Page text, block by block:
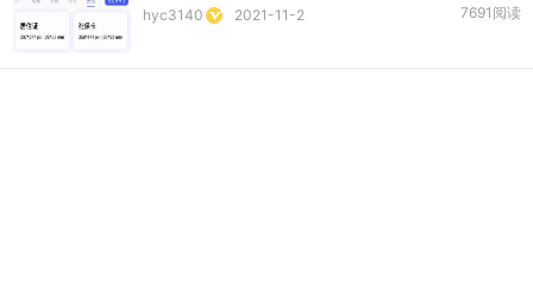
hyc3140 2021-11-2 7691阅读